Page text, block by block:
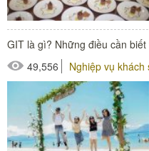
GIT là gì? Những điều cần
49,556
Nghiệp vụ khách